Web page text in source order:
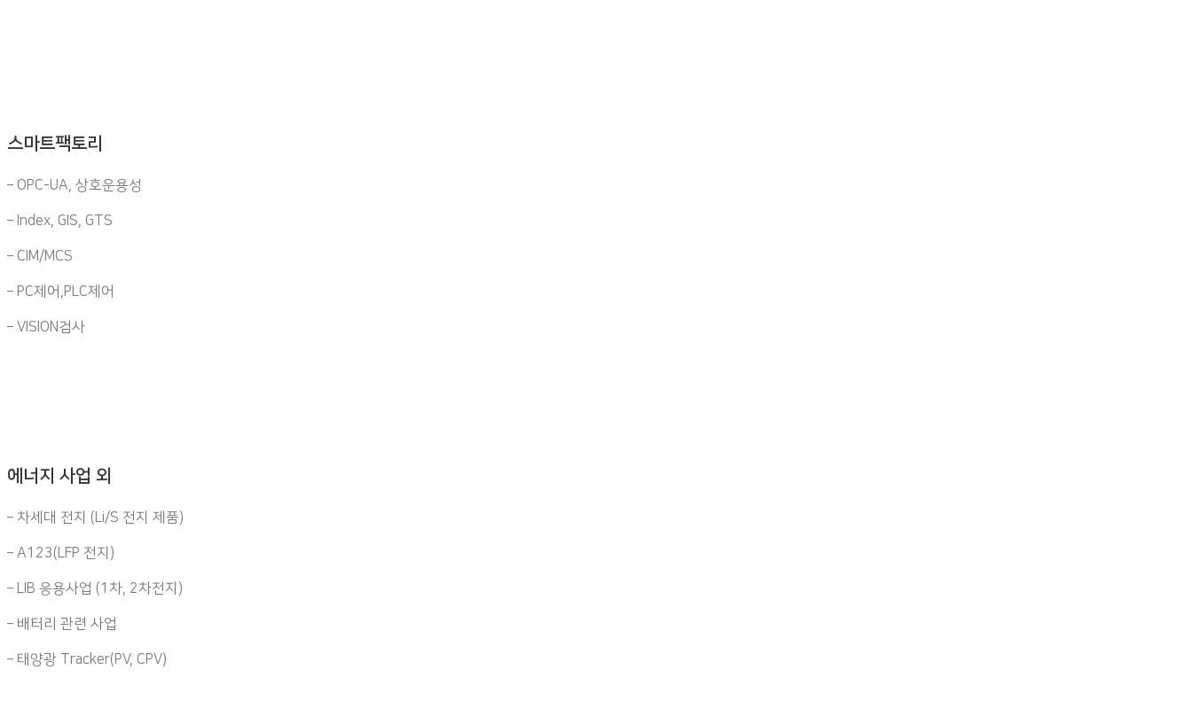
스마트팩토리
– OPC-UA, 상호운용성
– Index, GIS, GTS
– CIM/MCS
– PC제어,PLC제어
– VISION검사
에너지 사업 외
– 차세대 전지 (Li/S 전지 제품)
– A123(LFP 전지)
– LIB 응용사업 (1차, 2차전지)
– 배터리 관련 사업
– 태양광 Tracker(PV, CPV)